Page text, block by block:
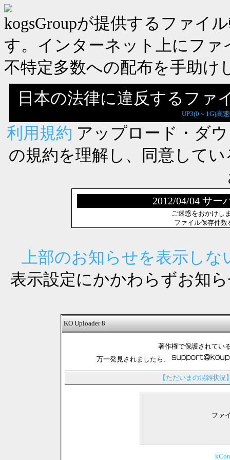
kogsGroupが提供するファイ
す。インターネット上にフ
不特定多数への配布を手助け
日本の法律に違反するファ
UP3(0～1G)高
利用規約 アップロード・ダ
の規約を理解し、同意して
2012/04/04 サー
ご迷惑をおかけし
ファイル保存件
上部のお知らせを表示しな
表示設定にかかわらずお知
KO Uploader 8
著作権で保護されてい
万一発見されましたら、
【ただいまの混雑状況
ファ